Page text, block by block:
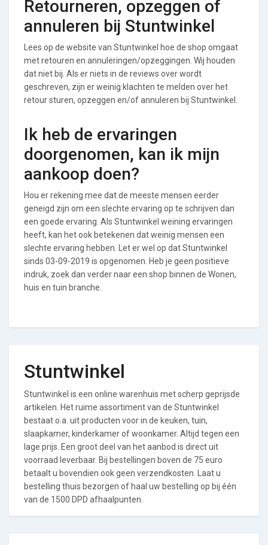
Retourneren, opzeggen of
annuleren bij Stuntwinkel
Lees op de website van Stuntwinkel hoe de shop omgaat
met retouren en annuleringen/opzeggingen. Wij houden
dat niet bij. Als er niets in de reviews over wordt
geschreven, zijn er weinig klachten te melden over het
retour sturen, opzeggen en/of annuleren bij Stuntwinkel.
Ik heb de ervaringen
doorgenomen, kan ik mijn
aankoop doen?
Hou er rekening mee dat de meeste mensen eerder
geneigd zijn om een slechte ervaring op te schrijven dan
een goede ervaring. Als Stuntwinkel weining ervaringen
heeft, kan het ook betekenen dat weinig mensen een
slechte ervaring hebben. Let er wel op dat Stuntwinkel
sinds 03-09-2019 is opgenomen. Heb je geen positieve
indruk, zoek dan verder naar een shop binnen de Wonen,
huis en tuin branche.
Stuntwinkel
Stuntwinkel is een online warenhuis met scherp geprijsde
artikelen. Het ruime assortiment van de Stuntwinkel
bestaat o.a. uit producten voor in de keuken, tuin,
slaapkamer, kinderkamer of woonkamer. Altijd tegen een
lage prijs. Een groot deel van het aanbod is direct uit
voorraad leverbaar. Bij bestellingen boven de 75 euro
betaalt u bovendien ook geen verzendkosten. Laat u
bestelling thuis bezorgen of haal uw bestelling op bij één
van de 1500 DPD afhaalpunten.